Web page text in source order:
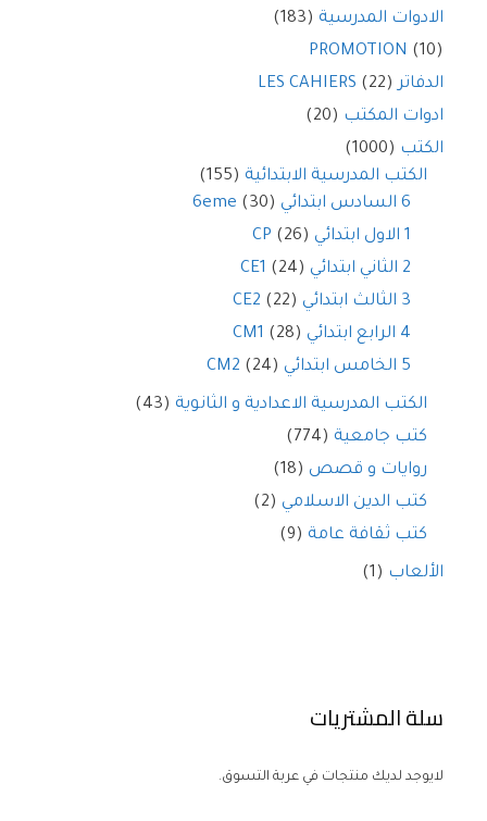
الادوات المدرسية (183)
PROMOTION (10)
الدفاتر LES CAHIERS (22)
ادوات المكتب (20)
الكتب (1000)
الكتب المدرسية الابتدائية (155)
6 السادس ابتدائي 6eme
(30)
1 الاول ابتدائي CP
(26)
2 الثاني ابتدائي CE1
(24)
3 الثالث ابتدائي CE2
(22)
4 الرابع ابتدائي CM1
(28)
5 الخامس ابتدائي CM2
(24)
الكتب المدرسية الاعدادية و الثانوية (43)
كتب جامعية (774)
روايات و قصص (18)
كتب الدين الاسلامي (2)
كتب ثقافة عامة (9)
الألعاب (1)
سلة المشتريات
لايوجد لديك منتجات في عربة التسوق.